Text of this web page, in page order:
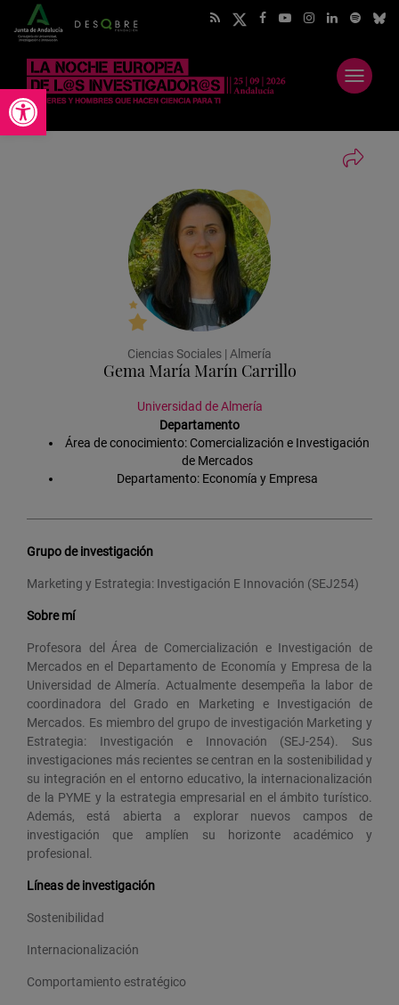
Abrir barra de herramientas
Abrir
menú
Ciencias Sociales | Almería
Gema María Marín Carrillo
Universidad de Almería
Departamento
Área de conocimiento: Comercialización e Investigación
de Mercados
Departamento: Economía y Empresa
Grupo de investigación
Marketing y Estrategia: Investigación E Innovación (SEJ254)
Sobre mí
Profesora del Área de Comercialización e Investigación de
Mercados en el Departamento de Economía y Empresa de la
Universidad de Almería. Actualmente desempeña la labor de
coordinadora del Grado en Marketing e Investigación de
Mercados. Es miembro del grupo de investigación Marketing y
Estrategia: Investigación e Innovación (SEJ-254). Sus
investigaciones más recientes se centran en la sostenibilidad y
su integración en el entorno educativo, la internacionalización
de la PYME y la estrategia empresarial en el ámbito turístico.
Además, está abierta a explorar nuevos campos de
investigación que amplíen su horizonte académico y
profesional.
Líneas de investigación
Sostenibilidad
Internacionalización
Comportamiento estratégico